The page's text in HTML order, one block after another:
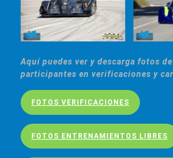
Aquí puedes ver y descarga fotos
participantes en verificaciones y
FOTOS VERIFICACIONES
FOTOS ENTRENAMIENTOS LIBRES